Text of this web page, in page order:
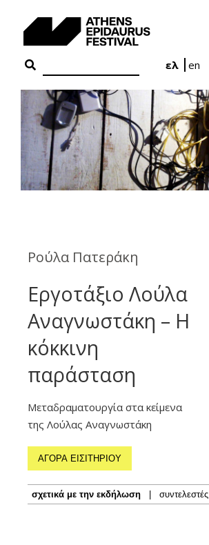
ελ
en
Ρούλα Πατεράκη
Εργοτάξιο Λούλα
Αναγνωστάκη – Η
κόκκινη
παράσταση
Μεταδραματουργία στα κείμενα
της Λούλας Αναγνωστάκη
ΑΓΟΡΑ ΕΙΣΙΤΗΡΙΟΥ
σχετικά με την εκδήλωση | συντελεστές